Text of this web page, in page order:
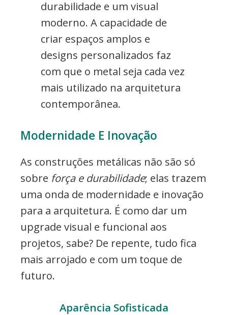
durabilidade e um visual
moderno. A capacidade de
criar espaços amplos e
designs personalizados faz
com que o metal seja cada vez
mais utilizado na arquitetura
contemporânea.
Modernidade E Inovação
As construções metálicas não são só
sobre força e durabilidade; elas trazem
uma onda de modernidade e inovação
para a arquitetura. É como dar um
upgrade visual e funcional aos
projetos, sabe? De repente, tudo fica
mais arrojado e com um toque de
futuro.
Aparência Sofisticada